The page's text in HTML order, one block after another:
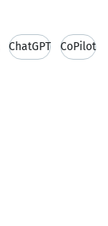
ChatGPT CoPilot